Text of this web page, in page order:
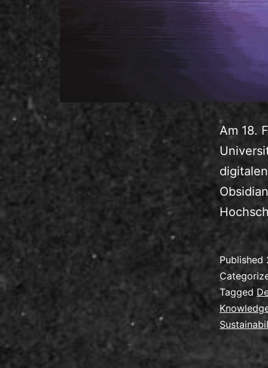
Am 18.
Published
Tagged